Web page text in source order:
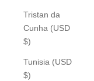
Tristan da
Cunha (USD
$)
Tunisia (USD
$)